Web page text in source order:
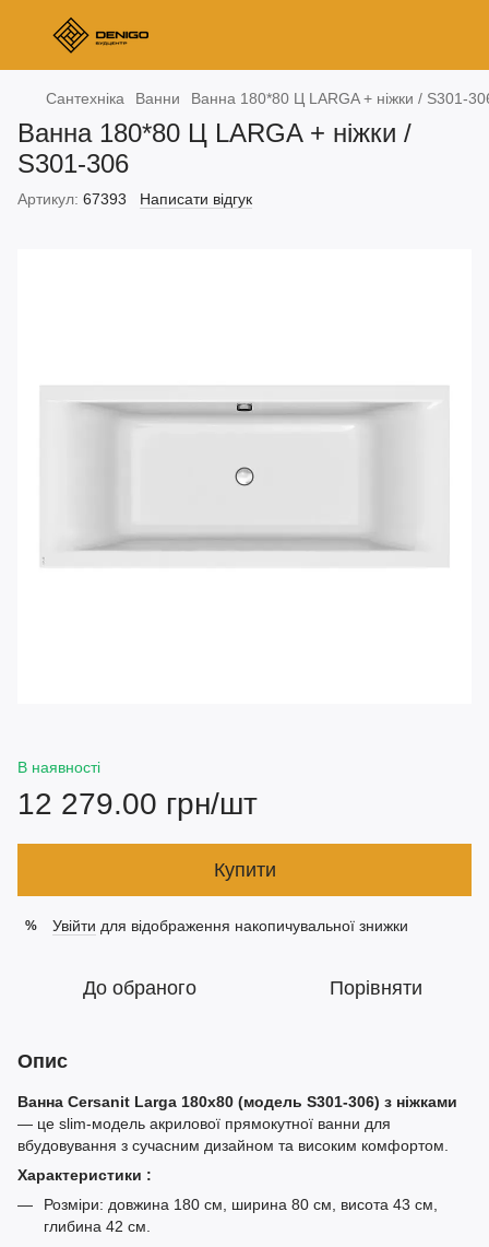
Сантехніка Ванни Ванна 180*80 Ц LARGA + ніжки / S301-
Ванна 180*80 Ц LARGA + ніжки /
S301-306
Артикул: 67393 Написати відгук
В наявності
12 279.00 грн/шт
Купити
% Увійти для відображення накопичувальної знижки
До обраного Порівняти
Опис
Ванна Cersanit Larga 180x80 (модель S301-306) з ніжками
— це slim-модель акрилової прямокутної ванни для
вбудовування з сучасним дизайном та високим комфортом.
Характеристики :
Розміри: довжина 180 см, ширина 80 см, висота 43 см,
глибина 42 см.